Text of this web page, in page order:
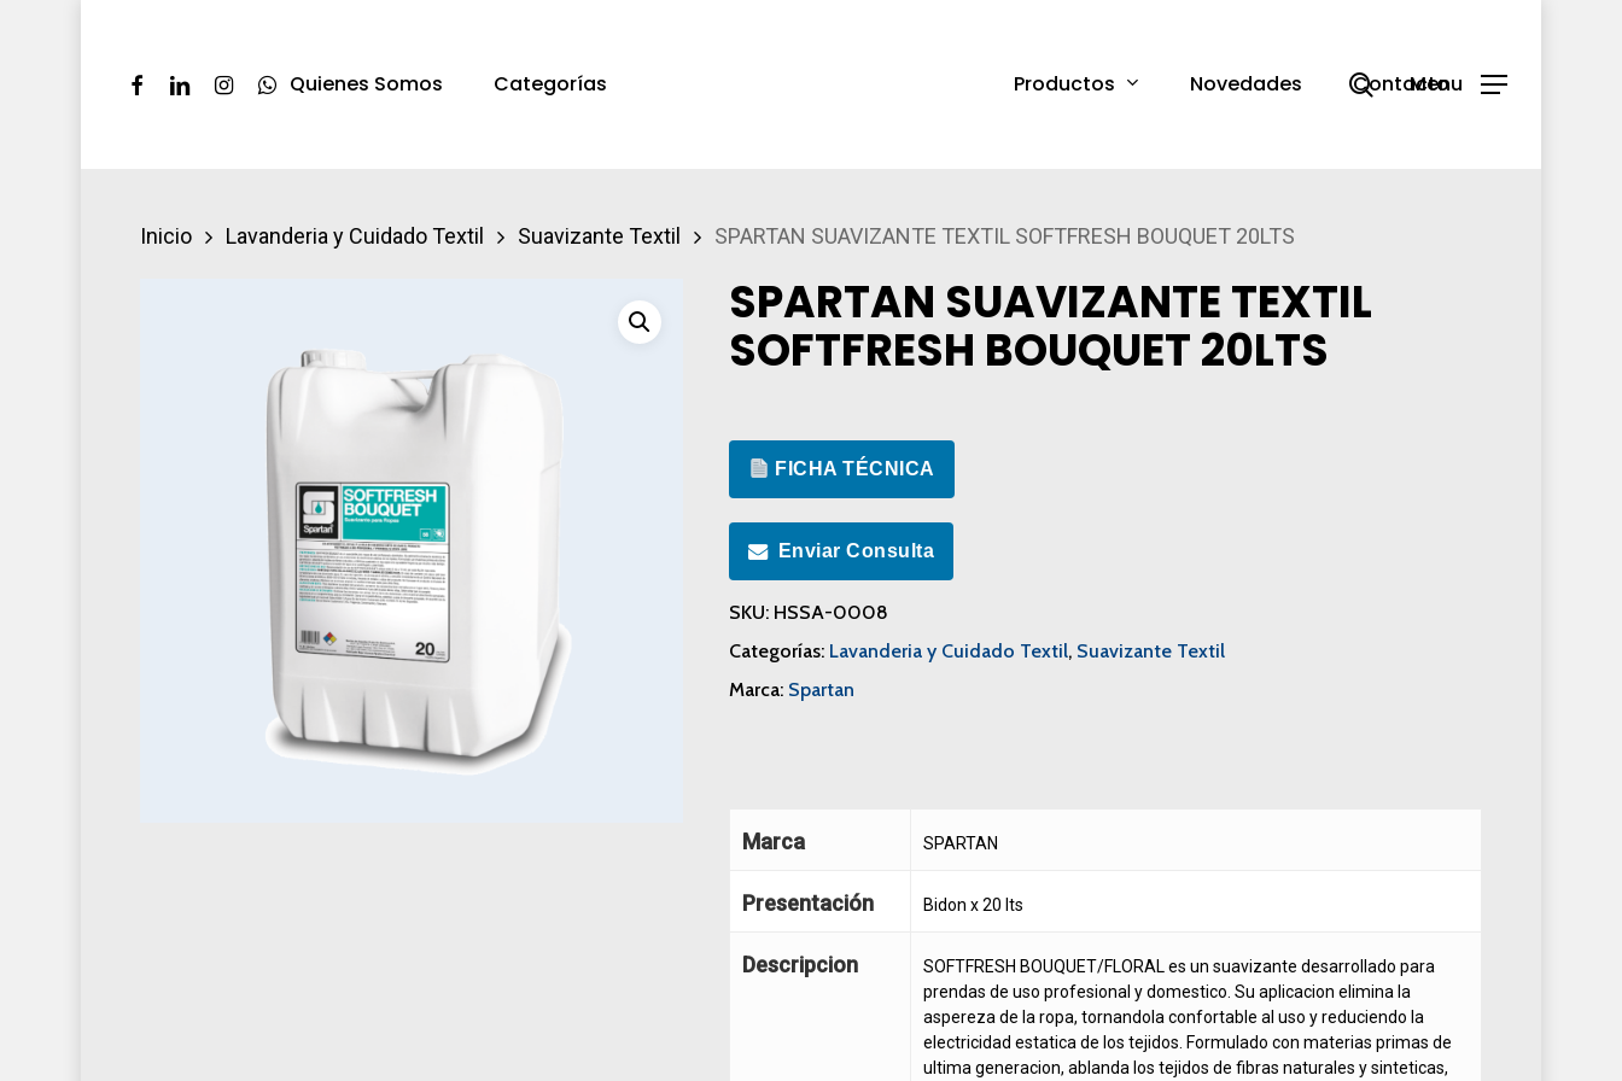
Quienes Somos Categorías Productos Novedades Contacto
FacebookLinkedinInstagramWhatsapp search
Menu
Inicio Lavanderia y Cuidado Textil Suavizante Textil SPARTAN SUAVIZANTE TEXTIL SOFTFRESH BOUQUET 20LTS
SPARTAN SUAVIZANTE TEXTIL
SOFTFRESH BOUQUET 20LTS
FICHA TÉCNICA
Enviar Consulta
SKU: HSSA-0008
Categorías: Lavanderia y Cuidado Textil, Suavizante Textil
Marca: Spartan
Marca SPARTAN
Presentación Bidon x 20 lts
Descripcion
SOFTFRESH BOUQUET/FLORAL es un suavizante desarrollado para
prendas de uso profesional y domestico. Su aplicacion elimina la
aspereza de la ropa, tornandola confortable al uso y reduciendo la
electricidad estatica de los tejidos. Formulado con materias primas de
ultima generacion, ablanda los tejidos de fibras naturales y sinteticas,